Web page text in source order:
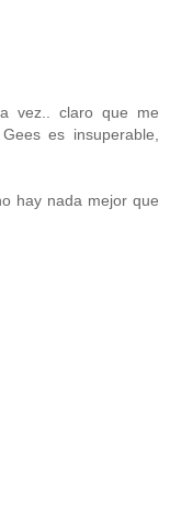
vez.. claro que me
es insuperable,
hay nada mejor que